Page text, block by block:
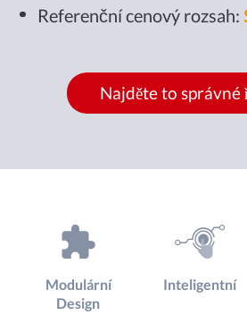
Referenční cenový rozsah:
Najděte to správné
Modulární
Design
Inteligentní